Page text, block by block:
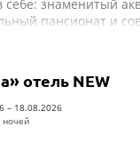
себе: знаменитый
пансионат и
отель NEW
– 18.08.2026
ночей